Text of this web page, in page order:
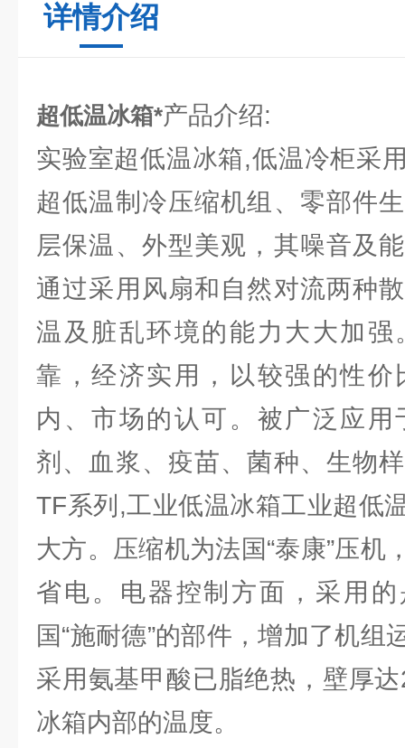
详情介绍
超低温冰箱*产品介绍:
实验室超低温冰箱,低温冷柜采
超低温制冷压缩机组、零部件
层保温、外型美观，其噪音及
通过采用风扇和自然对流两种
温及脏乱环境的能力大大加强
靠，经济实用，以较强的性价
内、市场的认可。被广泛应
剂、血浆、疫苗、菌种、生物
TF系列,工业低温冰箱工业超低
大方。压缩机为法国“泰康”压机
省电。电器控制方面，采用的
国“施耐德”的部件，增加了机组
采用氨基甲酸已脂绝热，壁厚
冰箱内部的温度。